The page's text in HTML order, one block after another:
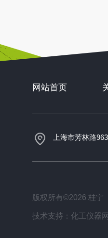
网站首页
上海市芳林路
版权所有©2026 桂宁
技术支持： 化工仪器网